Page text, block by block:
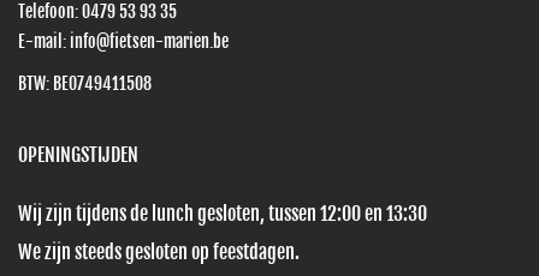
Telefoon:0479 53 93 35
E-mail: info@fietsen-marien.be
BTW: BE0749411508
OPENINGSTIJDEN
Wij zijn tijdens de lunch gesloten, tussen 12:00 en 13:30
We zijn steeds gesloten op feestdagen.